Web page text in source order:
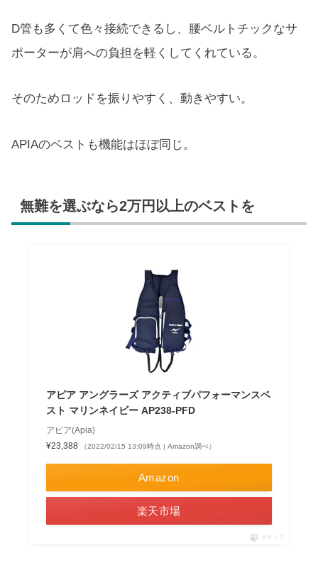
D管も多くて色々接続できるし、腰ベルトチックなサ
ポーターが肩への負担を軽くしてくれている。
そのためロッドを振りやすく、動きやすい。
APIAのベストも機能はほぼ同じ。
無難を選ぶなら2万円以上のベストを
アピア アングラーズ アクティブパフォーマンスベ
スト マリンネイビー AP238-PFD
アピア(Apia)
¥23,388
（2022/02/15 13:09時点 | Amazon調べ）
Amazon
楽天市場
ポチップ